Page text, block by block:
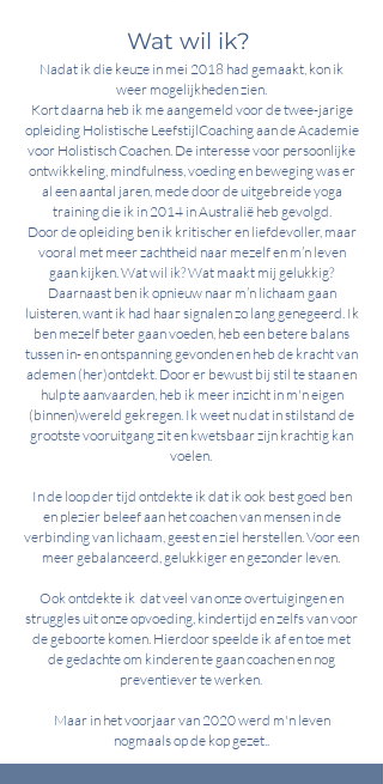
Nadat ik die keuze in mei 2018 had gemaakt, kon ik
weer mogelijkheden zien.
Kort daarna heb ik me aangemeld voor de twee-jarige
opleiding Holistische LeefstijlCoaching aan de Academie
voor Holistisch Coachen. De interesse voor persoonlijke
ontwikkeling, mindfulness, voeding en beweging was er
al een aantal jaren, mede door de uitgebreide yoga
training die ik in 2014 in Australië heb gevolgd.
Door de opleiding ben ik kritischer en liefdevoller, maar
vooral met meer zachtheid naar mezelf en m’n leven
gaan kijken. Wat wil ik? Wat maakt mij gelukkig?
Daarnaast ben ik opnieuw naar m’n lichaam gaan
luisteren, want ik had haar signalen zo lang genegeerd. Ik
ben mezelf beter gaan voeden, heb een betere balans
tussen in- en ontspanning gevonden en heb de kracht van
ademen (her)ontdekt. Door er bewust bij stil te staan en
hulp te aanvaarden, heb ik meer inzicht in m'n eigen
(binnen)wereld gekregen. Ik weet nu dat in stilstand de
grootste vooruitgang zit en kwetsbaar zijn krachtig kan
voelen.
In de loop der tijd ontdekte ik dat ik ook best goed ben
en plezier beleef aan het coachen van mensen in de
verbinding van lichaam, geest en ziel herstellen. Voor een
meer gebalanceerd, gelukkiger en gezonder leven.
Ook ontdekte ik dat veel van onze overtuigingen en
struggles uit onze opvoeding, kindertijd en zelfs van voor
de geboorte komen. Hierdoor speelde ik af en toe met
de gedachte om kinderen te gaan coachen en nog
preventiever te werken.
Maar in het voorjaar van 2020 werd m'n leven
nogmaals op de kop gezet..
Wat wil ik?